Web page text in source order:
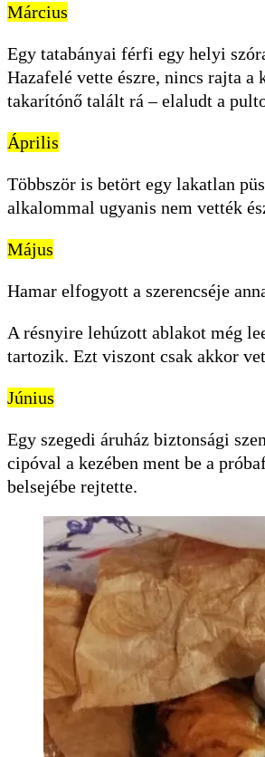
Március
Egy tatabányai férfi egy helyi
Hazafelé vette észre, nincs rajta
takarítónő talált rá – elaludt a
Április
Többször is betört egy lakatlan
alkalommal ugyanis nem vették
Május
Hamar elfogyott a szerencséje
A résnyire lehúzott ablakot még
tartozik. Ezt viszont csak akkor
Június
Egy szegedi áruház biztonsági
cipóval a kezében ment be a
belsejébe rejtette.